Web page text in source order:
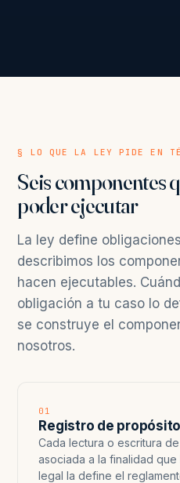
§ LO QUE LA LEY PIDE EN
Seis componentes
poder ejecutar
La ley define
describimos los
hacen ejecutables.
obligación a tu caso lo
se construye el
nosotros.
01
Registro de
Cada lectura o escritura
asociada a la finalidad
legal la define el